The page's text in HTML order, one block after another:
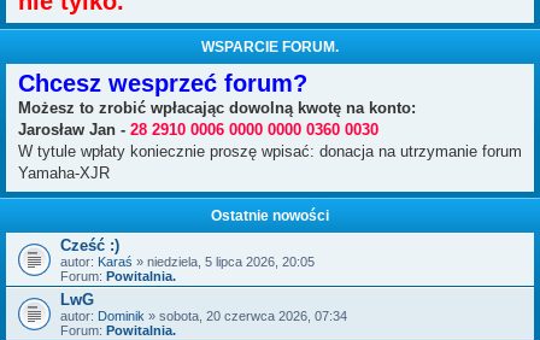
WSPARCIE FORUM.
Chcesz wesprzeć forum?
Możesz to zrobić wpłacając dowolną kwotę na konto:
Jarosław Jan - 28 2910 0006 0000 0000 0360 0030
W tytule wpłaty koniecznie proszę wpisać: donacja na utrzymanie forum
Yamaha-XJR
Ostatnie nowości
Cześć :)
autor: Karaś » niedziela, 5 lipca 2026, 20:05
Forum: Powitalnia.
LwG
autor: Dominik » sobota, 20 czerwca 2026, 07:34
Forum: Powitalnia.